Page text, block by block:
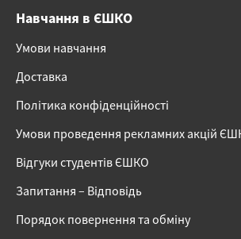
Навчання в ЄШКО
Умови навчання
Доставка
Політика конфіденційності
Умови проведення рекламних акцій
Відгуки студентів ЄШКО
Запитання – Відповідь
Порядок повернення та обміну